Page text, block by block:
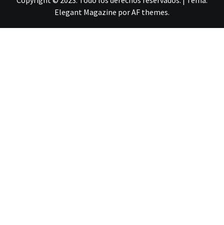
Elegant Magazine porAF themes.